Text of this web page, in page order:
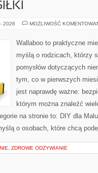
2026 MOŻLIWOŚĆ
Wallaboo to praktyczne
myślą o rodzicach, którzy
pomysłów dotyczących
tym, co w pierwszych
jest naprawdę ważne:
którym można znaleźć
na stronie to: DIY dla
o osobach, które chcą
ZDROWE ODŻYWIANIE